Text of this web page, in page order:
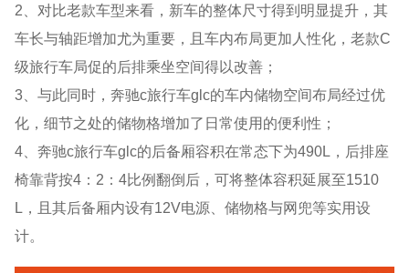
2、对比老款车型来看，新车的整体尺寸得到明显提升，其
车长与轴距增加尤为重要，且车内布局更加人性化，老款C
级旅行车局促的后排乘坐空间得以改善；
3、与此同时，奔驰c旅行车glc的车内储物空间布局经过优
化，细节之处的储物格增加了日常使用的便利性；
4、奔驰c旅行车glc的后备厢容积在常态下为490L，后排座
椅靠背按4：2：4比例翻倒后，可将整体容积延展至1510
L，且其后备厢内设有12V电源、储物格与网兜等实用设
计。